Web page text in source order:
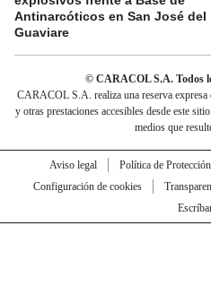
Antinarcóticos en San José del
Guaviare
© CARACOL S.A. Todos
CARACOL S.A. realiza una reserva expresa
y otras prestaciones accesibles desde este
medios que
Aviso legal Política de
Configuración de cookies